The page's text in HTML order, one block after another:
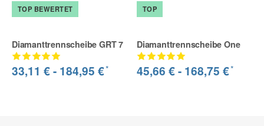
TOP BEWERTET
Diamanttrennscheibe GRT 7
33,11 € - 184,95 €*
TOP
Diamanttrennscheibe One
45,66 € - 168,75 €*